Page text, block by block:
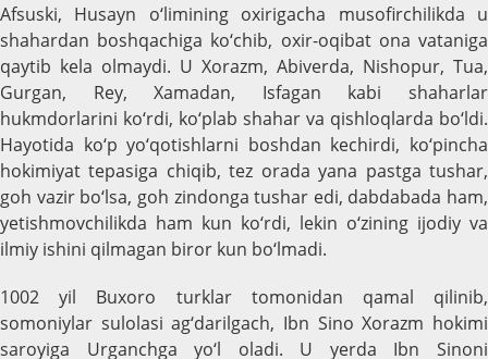
Afsuski, Husayn o‘limining oxirigacha musofirchilikda u
shahardan boshqachiga ko‘chib, oxir-oqibat ona vataniga
qaytib kela olmaydi. U Xorazm, Abiverda, Nishopur, Tua,
Gurgan, Rey, Xamadan, Isfagan kabi shaharlar
hukmdorlarini ko‘rdi, ko‘plab shahar va qishloqlarda bo‘ldi.
Hayotida ko‘p yo‘qotishlarni boshdan kechirdi, ko‘pincha
hokimiyat tepasiga chiqib, tez orada yana pastga tushar,
goh vazir bo‘lsa, goh zindonga tushar edi, dabdabada ham,
yetishmovchilikda ham kun ko‘rdi, lekin o‘zining ijodiy va
ilmiy ishini qilmagan biror kun bo‘lmadi.
1002 yil Buxoro turklar tomonidan qamal qilinib,
somoniylar sulolasi ag‘darilgach, Ibn Sino Xorazm hokimi
saroyiga Urganchga yo‘l oladi. U yerda Ibn Sinoni